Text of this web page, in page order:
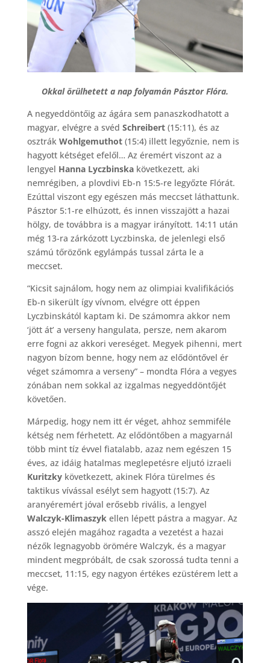
Okkal örülhetett a nap folyamán Pásztor Flóra.
A negyeddöntőig az ágára sem panaszkodhatott a
magyar, elvégre a svéd Schreibert(15:11), és az
osztrák Wohlgemuthot (15:4) illett legyőznie, nem is
hagyott kétséget efelől… Az éremért viszont az a
lengyel Hanna Lyczbinskakövetkezett, aki
nemrégiben, a plovdivi Eb-n 15:5-re legyőzte Flórát.
Ezúttal viszont egy egészen más meccset láthattunk.
Pásztor 5:1-re elhúzott, és innen visszajött a hazai
hölgy, de továbbra is a magyar irányított. 14:11 után
még 13-ra zárkózott Lyczbinska, de jelenlegi első
számú tőrözőnk egylámpás tussal zárta le a
meccset.
“Kicsit sajnálom, hogy nem az olimpiai kvalifikációs
Eb-n sikerült így vívnom, elvégre ott éppen
Lyczbinskától kaptam ki. De számomra akkor nem
‘jött át’ a verseny hangulata, persze, nem akarom
erre fogni az akkori vereséget. Megyek pihenni, mert
nagyon bízom benne, hogy nem az elődöntővel ér
véget számomra a verseny” – mondta Flóra a vegyes
zónában nem sokkal az izgalmas negyeddöntőjét
követően.
Márpedig, hogy nem itt ér véget, ahhoz semmiféle
kétség nem férhetett. Az elődöntőben a magyarnál
több mint tíz évvel fiatalabb, azaz nem egészen 15
éves, az idáig hatalmas meglepetésre eljutó izraeli
Kuritzkykövetkezett, akinek Flóra türelmes és
taktikus vívással esélyt sem hagyott (15:7). Az
aranyéremért jóval erősebb rivális, a lengyel
Walczyk-Klimaszykellen lépett pástra a magyar. Az
asszó elején magához ragadta a vezetést a hazai
nézők legnagyobb örömére Walczyk, és a magyar
mindent megpróbált, de csak szorossá tudta tenni a
meccset, 11:15, egy nagyon értékes ezüstérem lett a
vége.